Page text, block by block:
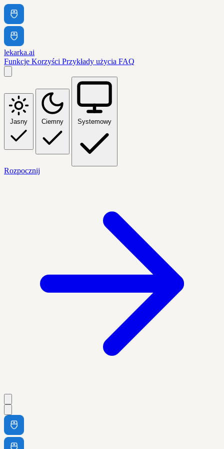
lekarka.ai
Funkcje Korzyści Przykłady użycia FAQ
Jasny Ciemny Systemowy
Rozpocznij